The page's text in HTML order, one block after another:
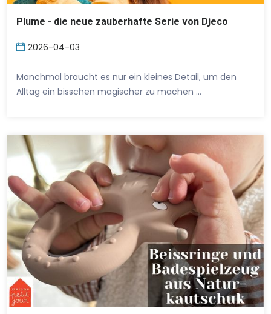
Plume - die neue zauberhafte Serie von Djeco
2026-04-03
Manchmal braucht es nur ein kleines Detail, um den
Alltag ein bisschen magischer zu machen …